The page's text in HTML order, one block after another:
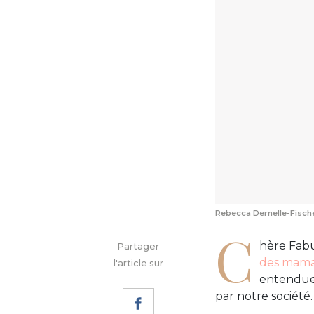
Rebecca Dernelle-
Partager
l'article sur
C
hère
des
par notre société.